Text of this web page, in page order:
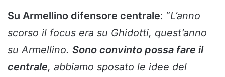
Su Armellino difensore centrale: “L’anno
scorso il focus era su Ghidotti, quest’anno
su Armellino. Sono convinto possa fare il
centrale, abbiamo sposato le idee del